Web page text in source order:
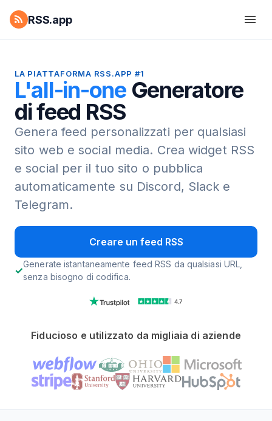
RSS.app
LA PIATTAFORMA RSS.APP #1
L'all-in-one Generatore
di feed RSS
Genera feed personalizzati per qualsiasi
sito web e social media. Crea widget RSS
e social per il tuo sito o pubblica
automaticamente su Discord, Slack e
Telegram.
Creare un feed RSS
Generate istantaneamente feed RSS da qualsiasi URL,
senza bisogno di codifica.
4.7
Fiducioso e utilizzato da migliaia di aziende